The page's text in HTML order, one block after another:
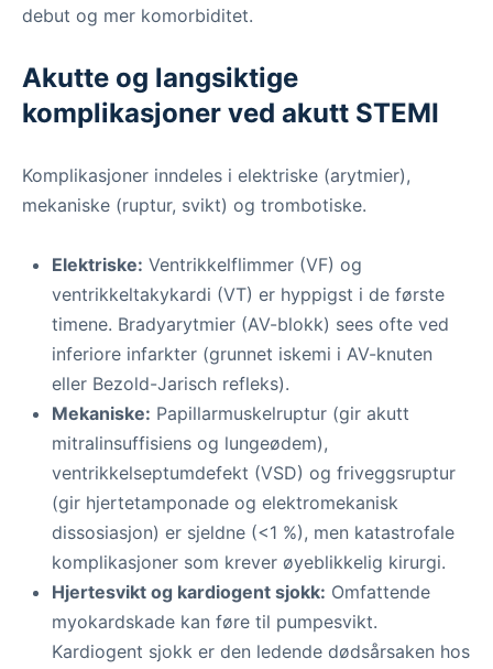
debut og mer komorbiditet.
Akutte og langsiktige
komplikasjoner ved akutt STEMI
Komplikasjoner inndeles i elektriske (arytmier),
mekaniske (ruptur, svikt) og trombotiske.
Elektriske: Ventrikkelflimmer (VF) og
ventrikkeltakykardi (VT) er hyppigst i de første
timene. Bradyarytmier (AV-blokk) sees ofte ved
inferiore infarkter (grunnet iskemi i AV-knuten
eller Bezold-Jarisch refleks).
Mekaniske: Papillarmuskelruptur (gir akutt
mitralinsuffisiens og lungeødem),
ventrikkelseptumdefekt (VSD) og friveggsruptur
(gir hjertetamponade og elektromekanisk
dissosiasjon) er sjeldne (<1 %), men katastrofale
komplikasjoner som krever øyeblikkelig kirurgi.
Hjertesvikt og kardiogent sjokk: Omfattende
myokardskade kan føre til pumpesvikt.
Kardiogent sjokk er den ledende dødsårsaken hos